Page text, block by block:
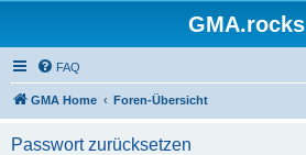
GMA.rocks
FAQ
GMA Home Foren-Übersicht
Passwort zurücksetzen